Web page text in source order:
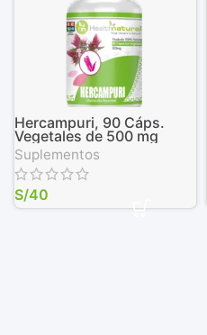
Hercampuri, 90 Cáps.
Vegetales de 500 mg
Suplementos
S/40